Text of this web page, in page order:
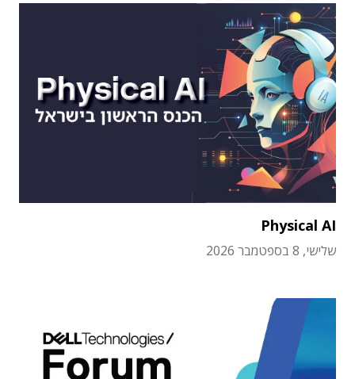
Physical AI
שלישי, 8 בספטמבר 2026